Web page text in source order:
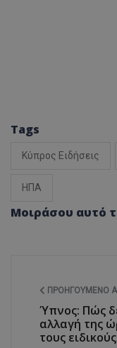
Tags
Κύπρος Ειδήσεις
ΗΠΑ
Μοιράσου αυτό
ΠΡΟΗΓΟΎΜΕΝΟ
Ύπνος: Πώς
αλλαγή της
τους ειδικούς